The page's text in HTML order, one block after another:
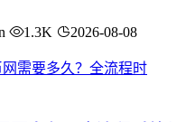
1.3K 2026-08-08